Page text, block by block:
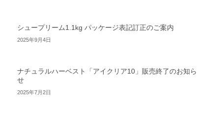
シュープリーム1.1kg パッケージ表記訂正のご案内
2025年9月4日
ナチュラルハーベスト「アイクリア10」販売終了のお知ら
せ
2025年7月2日